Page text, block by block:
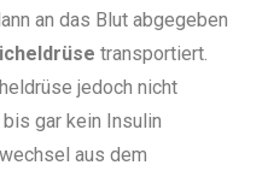
an das Blut abgegeben
transportiert.
jedoch nicht
gar kein Insulin
aus dem